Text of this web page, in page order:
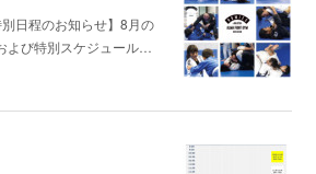
日程のお知らせ】8月の
よび特別スケジュール…